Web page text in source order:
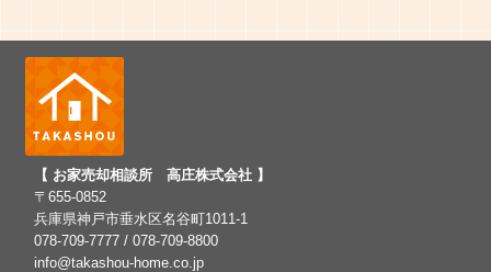
【 お家売却相談所 高庄株式会社 】
〒655-0852
兵庫県神戸市垂水区名谷町1011-1
078-709-7777 / 078-709-8800
info@takashou-home.co.jp